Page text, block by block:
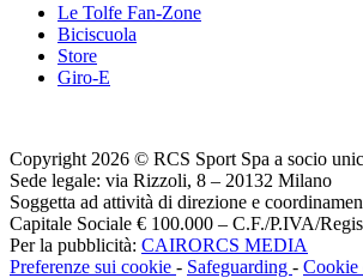
Le Tolfe Fan-Zone
Biciscuola
Store
Giro-E
Copyright 2026 © RCS Sport Spa a socio
Sede legale: via Rizzoli, 8 – 20132 Milano
Soggetta ad attività di direzione e
Capitale Sociale € 100.000 – C.F./P.IVA/
Per la pubblicità: CAIRORCS MEDIA
Preferenze sui cookie - Safeguarding - Cookie